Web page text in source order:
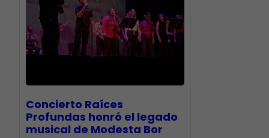
​Concierto Raíces
Profundas honró el legado
musical de Modesta Bor